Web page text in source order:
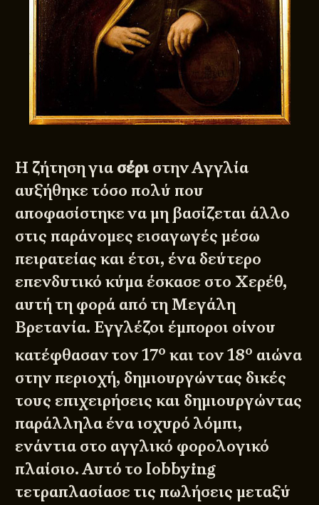
Η ζήτηση για σέρι στην Αγγλία
αυξήθηκε τόσο πολύ που
αποφασίστηκε να μη βασίζεται άλλο
στις παράνομες εισαγωγές μέσω
πειρατείας και έτσι, ένα δεύτερο
επενδυτικό κύμα έσκασε στο Χερέθ,
αυτή τη φορά από τη Μεγάλη
Βρετανία. Εγγλέζοι έμποροι οίνου
κατέφθασαν τον 17ο και τον 18ο αιώνα
στην περιοχή, δημιουργώντας δικές
τους επιχειρήσεις και δημιουργώντας
παράλληλα ένα ισχυρό λόμπι,
ενάντια στο αγγλικό φορολογικό
πλαίσιο. Αυτό το lobbying
τετραπλασίασε τις πωλήσεις μεταξύ